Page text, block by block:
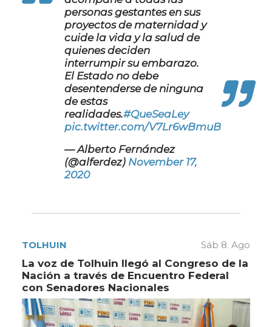
personas gestantes en sus
proyectos de maternidad y
cuide la vida y la salud de
quienes deciden
interrumpir su embarazo.
El Estado no debe
desentenderse de ninguna
de estas
realidades.#QueSeaLey
pic.twitter.com/V7Lr6wBmuB
— Alberto Fernández
(@alferdez) November 17,
2020
TOLHUIN Sáb 8. Ago
La voz de Tolhuin llegó al Congreso de la
Nación a través de Encuentro Federal
con Senadores Nacionales